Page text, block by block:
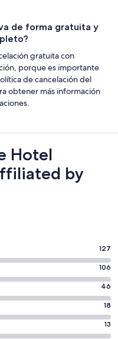
de forma gratuita y
gratuita con
porque es importante
de cancelación del
obtener más información
Hotel
by
127
106
46
18
13